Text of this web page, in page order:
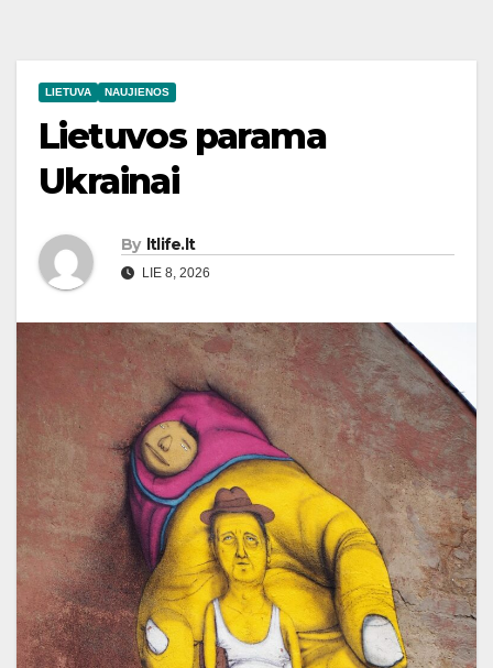
LIETUVA NAUJIENOS
Lietuvos parama
Ukrainai
By ltlife.lt
LIE 8, 2026